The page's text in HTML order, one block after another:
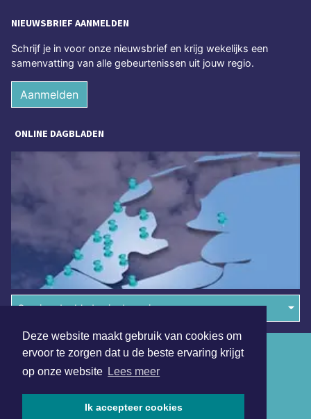
Deze website maakt gebruik van cookies om
ervoor te zorgen dat u de beste ervaring krijgt
op onze website Lees meer
Ik accepteer cookies
NIEUWSBRIEF AANMELDEN
Schrijf je in voor onze nieuwsbrief en krijg wekelijks een
samenvatting van alle gebeurtenissen uit jouw regio.
Aanmelden
ONLINE DAGBLADEN
Overige dagbladen in de regio
Algemene voorwaarden
Disclaimer